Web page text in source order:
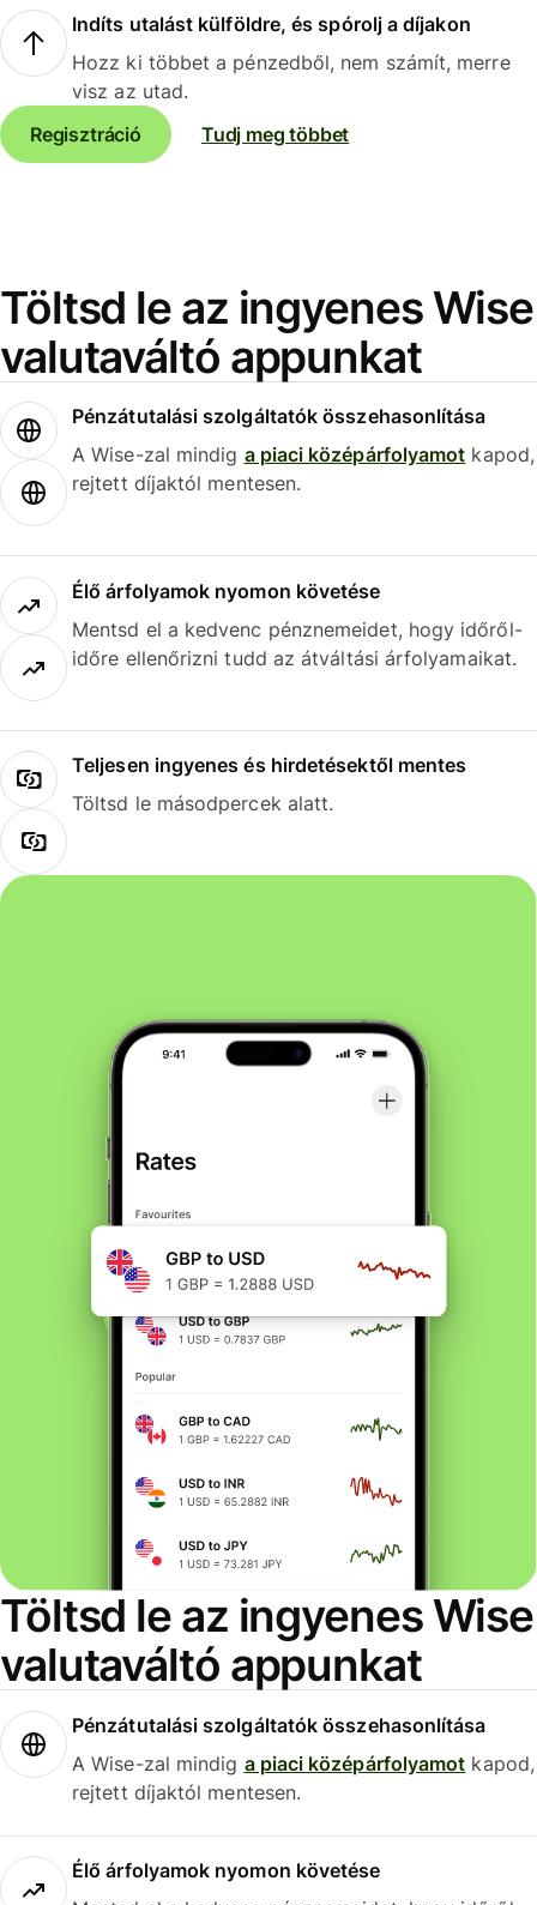
Indíts utalást külföldre, és spórolj a díjakon
Hozz ki többet a pénzedből, nem számít, merre
visz az utad.
Regisztráció
Tudj meg többet
Töltsd le az ingyenes Wise
valutaváltó appunkat
Pénzátutalási szolgáltatók összehasonlítása
A Wise-zal mindig a piaci középárfolyamot kapod,
rejtett díjaktól mentesen.
Élő árfolyamok nyomon követése
Mentsd el a kedvenc pénznemeidet, hogy időről-
időre ellenőrizni tudd az átváltási árfolyamaikat.
Teljesen ingyenes és hirdetésektől mentes
Töltsd le másodpercek alatt.
Töltsd le az ingyenes Wise
valutaváltó appunkat
Pénzátutalási szolgáltatók összehasonlítása
A Wise-zal mindig a piaci középárfolyamot kapod,
rejtett díjaktól mentesen.
Élő árfolyamok nyomon követése